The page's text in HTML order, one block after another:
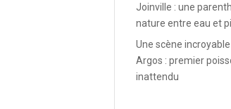
Joinville : une
nature entre eau et
Une scène
Argos : premier
inattendu